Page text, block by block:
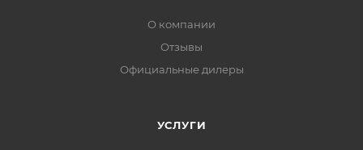
О компании
Отзывы
Официальные дилеры
УСЛУГИ